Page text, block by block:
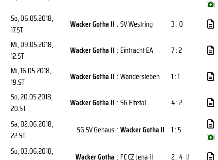
( )
So, 06.05.2018,
17.ST
Wacker Gotha II :SV Westring
3 : 0
Mi, 09.05.2018,
12.ST
Wacker Gotha II : Eintracht EA
7 : 2
Mi, 16.05.2018,
19.ST
Wacker Gotha II :Wandersleben
1 : 1
So, 20.05.2018,
20.ST
Wacker Gotha II :SG Eltetal
4 : 2
Sa, 02.06.2018,
22.ST
SG SV Gehaus :Wacker Gotha II 1 : 5
( )
So, 03.06.2018,
Wacker Gotha : FC CZ Jena II 2 : 4 U